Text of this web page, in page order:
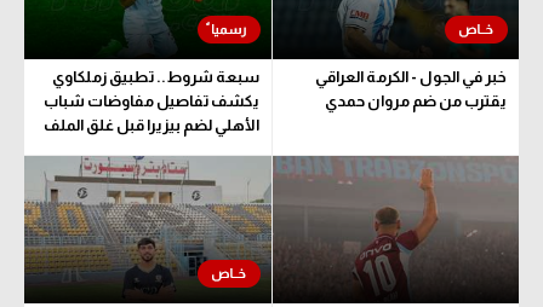
خبر في الجول - الكرمة العراقي
يقترب من ضم مروان حمدي
سبعة شروط.. تطبيق زملكاوي
يكشف تفاصيل مفاوضات شباب
الأهلي لضم بيزيرا قبل غلق الملف